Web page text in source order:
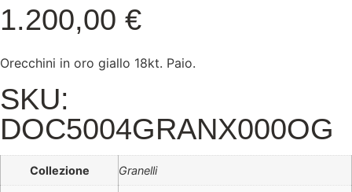
1.200,00 €
Orecchini in oro giallo 18kt. Paio.
SKU:
DOC5004GRANX000OG
Collezione Granelli